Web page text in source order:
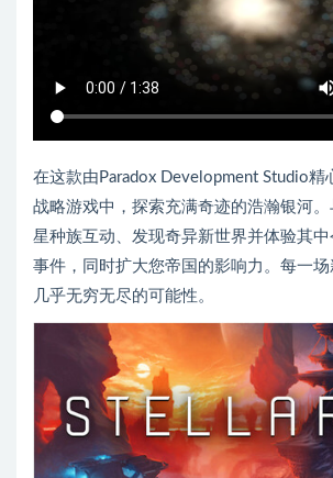
在这款由Paradox Development Studio精
战略游戏中，探索充满奇迹的浩瀚银河
星种族互动、发现奇异新世界并体验其
事件，同时扩大您帝国的影响力。每一
几乎无穷无尽的可能性。